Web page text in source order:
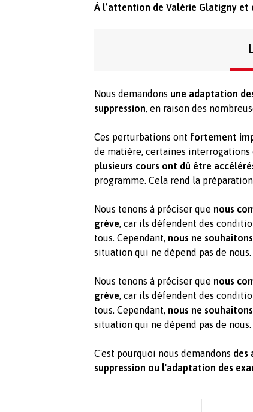
À l’attention de Valérie Glatigny et
Nous demandons une adaptation
suppression, en raison des
Ces perturbations ont fortement
de matière, certaines
plusieurs cours ont dû être
programme. Cela rend la
Nous tenons à préciser que nous
grève, car ils défendent des
tous. Cependant, nous ne
situation qui ne dépend pas de nous.
Nous tenons à préciser que nous
grève, car ils défendent des
tous. Cependant, nous ne
situation qui ne dépend pas de nous.
C'est pourquoi nous demandons des
suppression ou l'adaptation des